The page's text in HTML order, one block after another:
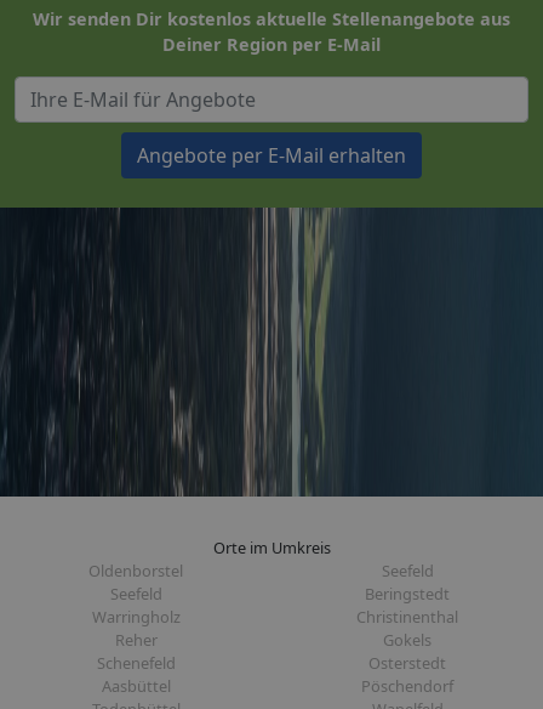
Wir senden Dir kostenlos aktuelle Stellenangebote aus
Deiner Region per E-Mail
Angebote per E-Mail erhalten
Orte im Umkreis
Oldenborstel
Seefeld
Seefeld
Beringstedt
Warringholz
Christinenthal
Reher
Gokels
Schenefeld
Osterstedt
Aasbüttel
Pöschendorf